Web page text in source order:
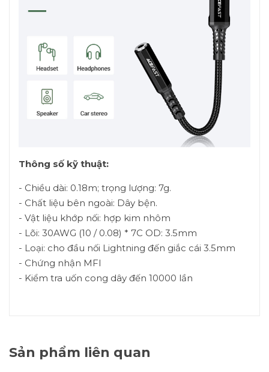
Thông số kỹ thuật:
- Chiều dài: 0.18m; trọng lượng: 7g.
- Chất liệu bên ngoài: Dây bện.
- Vật liệu khớp nối: hợp kim nhôm
- Lõi: 30AWG (10 / 0.08) * 7C OD: 3.5mm
- Loại: cho đầu nối Lightning đến giắc cái 3.5mm
- Chứng nhận MFI
- Kiểm tra uốn cong dây đến 10000 lần
Sản phẩm liên quan